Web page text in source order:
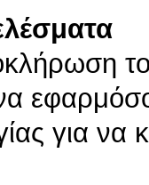
για να